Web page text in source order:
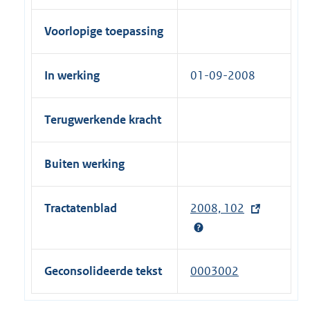
Voorlopige toepassing
In werking 01-09-2008
Terugwerkende kracht
Buiten werking
Tractatenblad 2008, 102
x
r
Geconsolideerde tekst 0003002